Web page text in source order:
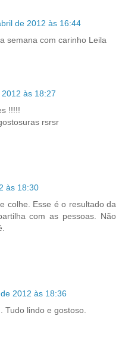
de 2012 às 16:44
semana com carinho Leila
às 18:27
!!!!!
rsrsr
às 18:30
colhe. Esse é o resultado da
com as pessoas. Não
2012 às 18:36
Tudo lindo e gostoso.